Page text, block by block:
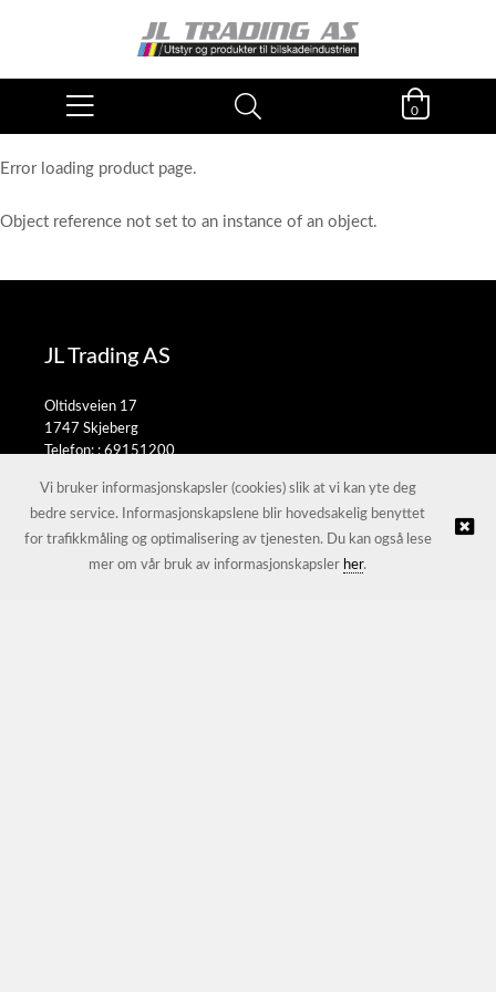
0
Error loading product page.
Object reference not set to an instance of an object.
JL Trading AS
Oltidsveien 17
1747 Skjeberg
Telefon: :69151200
© JL Trading AS |Nettbutikk levert av Kréatif
Vi bruker informasjonskapsler (cookies) slik at vi kan yte deg
bedre service. Informasjonskapslene blir hovedsakelig benyttet
for trafikkmåling og optimalisering av tjenesten. Du kan også lese
mer om vår bruk av informasjonskapsler her.